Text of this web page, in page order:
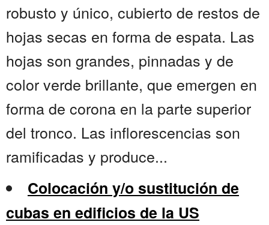
robusto y único, cubierto de restos de
hojas secas en forma de espata. Las
hojas son grandes, pinnadas y de
color verde brillante, que emergen en
forma de corona en la parte superior
del tronco. Las inflorescencias son
ramificadas y produce...
Colocación y/o sustitución de
cubas en edificios de la US